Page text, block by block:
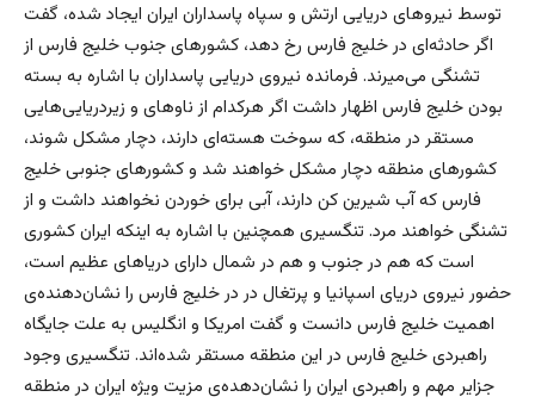
توسط نیروهای دریایی ارتش و سپاه پاسداران ایران ایجاد شده، گفت
اگر حادثه‌ای در خلیج فارس رخ دهد، کشورهای جنوب خلیج فارس از
تشنگی می‌میرند. فرمانده نیروی دریایی پاسداران با اشاره به بسته
بودن خلیج فارس اظهار داشت اگر هرکدام از ناوهای و زیردریایی‌هایی
مستقر در منطقه، که سوخت هسته‌ای دارند، دچار مشکل شوند،
کشورهای منطقه دچار مشکل خواهند شد و کشورهای جنوبی خلیج
فارس که آب شیرین کن دارند، آبی برای خوردن نخواهند داشت و از
تشنگی خواهند مرد. تنگسیری همچنین با اشاره به اینکه ایران کشوری
است که هم در جنوب و هم در شمال دارای دریاهای عظیم است،‌
حضور نیروی دریای اسپانیا و پرتغال در در خلیج فارس را نشان‌دهنده‌ی
اهمیت خلیج فارس دانست و گفت امریکا و انگلیس به علت جایگاه
راهبردی خلیج فارس در این منطقه مستقر شده‌اند. تنگسیری وجود
جزایر مهم و راهبردی ایران را نشان‌دهده‌ی مزیت ویژه ایران در منطقه